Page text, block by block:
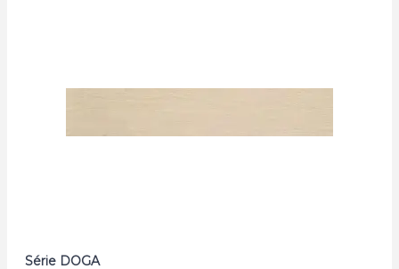
Série DOGA